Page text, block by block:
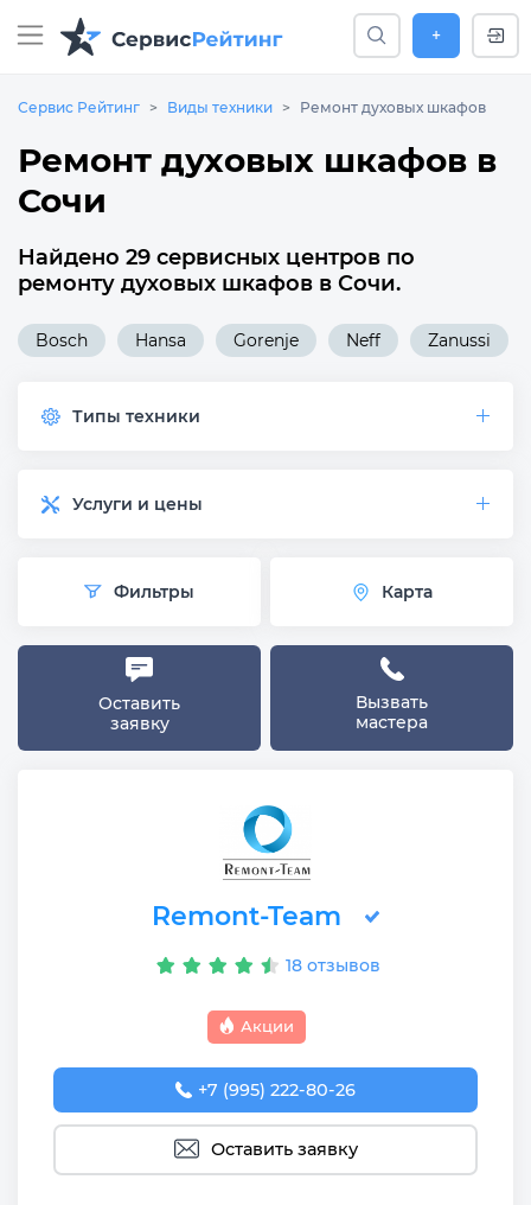
+
Сервис Рейтинг Виды техники Ремонт духовых шкафов
Ремонт духовых шкафов в
Сочи
Найдено 29 сервисных центров по
ремонту духовых шкафов в Сочи.
Bosch Hansa Gorenje Neff Zanussi
Типы техники
Услуги и цены
Фильтры Карта
Оставить
заявку
Вызвать
мастера
Remont-Team
18 отзывов
Акции
+7 (995) 222-80-26
Оставить заявку